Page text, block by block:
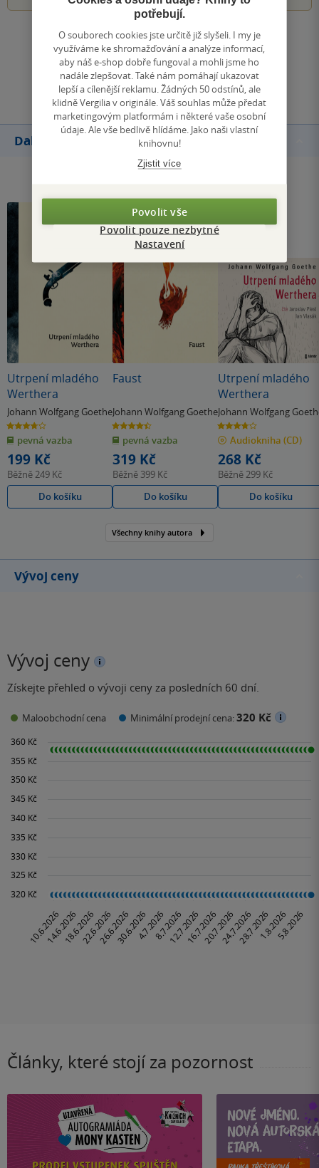
Zobrazit všechna hodnocení
Přidat hodnocení
Další knihy autora
Utrpení mladého
Werthera
Johann Wolfgang Goethe
3.7
z
5
hvězdiček
pevná vazba
199 Kč
Běžně249 Kč
Do košíku
Faust
Johann Wolfgang Goethe
4.4
z
5
hvězdiček
pevná vazba
319 Kč
Běžně 399 Kč
Do košíku
Utrpení mladého
Werthera
Johann Wolfgang
3.7
z
5
hvězdiček
Audiokniha (CD)
268 Kč
Běžně299 Kč
Do košíku
Všechny knihy autora
Vývoj ceny
Vývoj ceny
Získejte přehled o vývoji ceny za posledních 60 dní.
Maloobchodní cena Minimální prodejní cena:320 Kč
Články, které stojí za pozornost
potřebují.
O souborech cookies jste určitě již slyšeli. I my je
využíváme ke shromažďování a analýze informací,
aby náš e-shop dobře fungoval a mohli jsme ho
nadále zlepšovat. Také nám pomáhají ukazovat
lepší a cílenější reklamu. Žádných 50 odstínů, ale
klidně Vergilia v originále. Váš souhlas může předat
marketingovým platformám i některé vaše osobní
údaje. Ale vše bedlivě hlídáme. Jako naši vlastní
knihovnu!
Zjistit více
Povolit vše
Povolit pouze nezbytné
Nastavení